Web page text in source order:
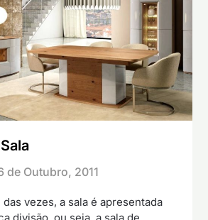
de Outubro, 2011
vezes, a sala é apresentada
divisão, ou seja, a sala de